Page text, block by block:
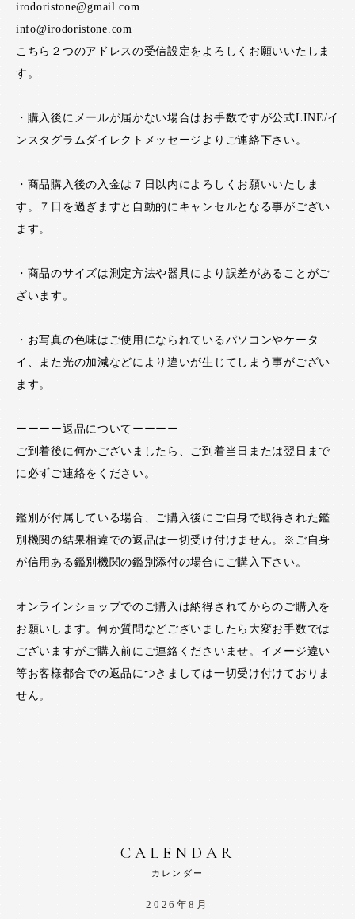
irodoristone@gmail.com
info@irodoristone.com
こちら２つのアドレスの受信設定をよろしくお願いいたしま
す。
・購入後にメールが届かない場合はお手数ですが公式LINE/イ
ンスタグラムダイレクトメッセージよりご連絡下さい。
・商品購入後の入金は７日以内によろしくお願いいたしま
す。７日を過ぎますと自動的にキャンセルとなる事がござい
ます。
・商品のサイズは測定方法や器具により誤差があることがご
ざいます。
・お写真の色味はご使用になられているパソコンやケータ
イ、また光の加減などにより違いが生じてしまう事がござい
ます。
ーーーー返品についてーーーー
ご到着後に何かございましたら、ご到着当日または翌日まで
に必ずご連絡をください。
鑑別が付属している場合、ご購入後にご自身で取得された鑑
別機関の結果相違での返品は一切受け付けません。※ご自身
が信用ある鑑別機関の鑑別添付の場合にご購入下さい。
オンラインショップでのご購入は納得されてからのご購入を
お願いします。何か質問などございましたら大変お手数では
ございますがご購入前にご連絡くださいませ。イメージ違い
等お客様都合での返品につきましては一切受け付けておりま
せん。
CALENDAR
カレンダー
2026年8月